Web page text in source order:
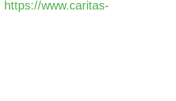
https://www.caritas-